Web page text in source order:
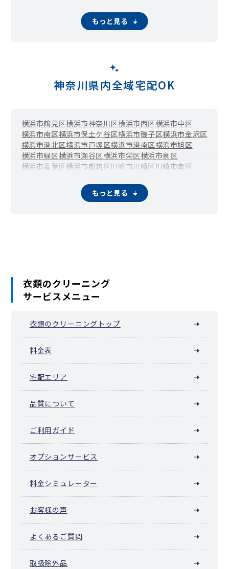
西富西俣野羽鳥花の木
みその台 南藤沢宮原宮前 弥勒寺
もっと見る
神奈川県内全域宅配OK
横浜市鶴見区横浜市神奈川区横浜市西区横浜市中区
横浜市南区横浜市保土ケ谷区横浜市磯子区横浜市金沢区
横浜市港北区横浜市戸塚区横浜市港南区横浜市旭区
横浜市緑区横浜市瀬谷区横浜市栄区横浜市泉区
横浜市青葉区横浜市都筑区川崎市川崎区川崎市幸区
相模原市緑区（橋本）相模原市中央区
相模原市南区（相模大野）横須賀市 平塚市
もっと見る
衣類のクリーニング
サービスメニュー
衣類のクリーニングトップ
料金表
宅配エリア
品質について
ご利用ガイド
オプションサービス
料金シミュレーター
お客様の声
よくあるご質問
取扱除外品